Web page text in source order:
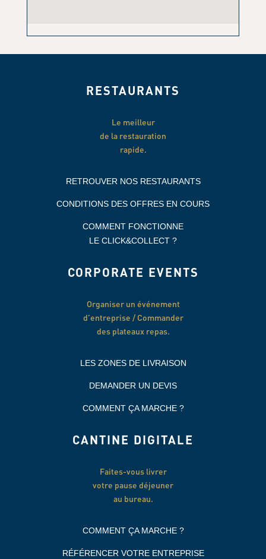
RESTAURANTS
Le meilleur
de la restauration
rapide.
RETROUVER NOS RESTAURANTS
CONDITIONS DES OFFRES EN COURS
COMMENT FONCTIONNE
LE CLICK&COLLECT ?
CORPORATE EVENTS
Organiser un événement
d’entreprise / Commander
des plateaux repas.
LES ZONES DE LIVRAISON
DEMANDER UN DEVIS
COMMENT ÇA MARCHE ?
CANTINE DIGITALE
Faites-vous livrer
votre pause déjeuner
au bureau.
COMMENT ÇA MARCHE ?
RÉFÉRENCER VOTRE ENTREPRISE